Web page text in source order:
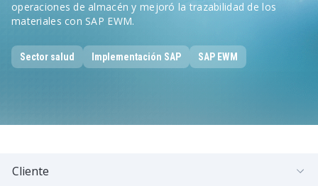
operaciones de almacén y mejoró la trazabilidad de los
materiales con SAP EWM.
Sector salud Implementación SAP SAP EWM
Cliente